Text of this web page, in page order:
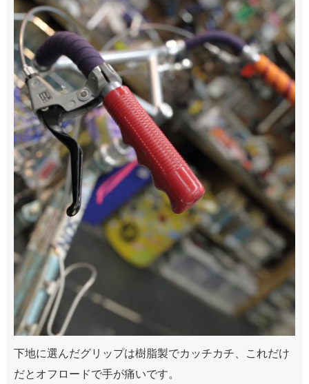
下地に選んだグリップは樹脂製でカッチカチ、これだけ
だとオフロードで手が痛いです。